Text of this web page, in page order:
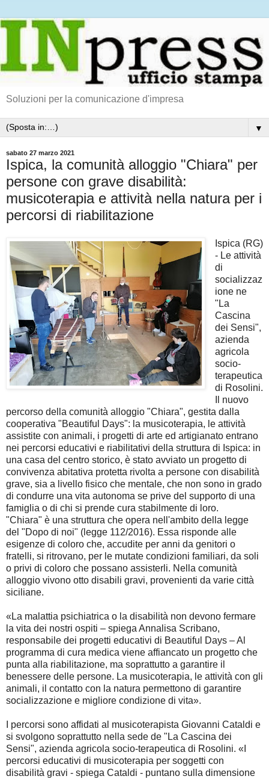
Soluzioni per la comunicazione d'impresa
▼
sabato 27 marzo 2021
Ispica, la comunità alloggio "Chiara" per
persone con grave disabilità:
musicoterapia e attività nella natura per i
percorsi di riabilitazione
Ispica (RG)
- Le attività
di
socializzaz
ione ne
"La
Cascina
dei Sensi",
azienda
agricola
socio-
terapeutica
di Rosolini.
Il nuovo
percorso della comunità alloggio "Chiara", gestita dalla
cooperativa "Beautiful Days": la musicoterapia, le attività
assistite con animali, i progetti di arte ed artigianato entrano
nei percorsi educativi e riabilitativi della struttura di Ispica: in
una casa del centro storico, è stato avviato un progetto di
convivenza abitativa protetta rivolta a persone con disabilità
grave, sia a livello fisico che mentale, che non sono in grado
di condurre una vita autonoma se prive del supporto di una
famiglia o di chi si prende cura stabilmente di loro.
"Chiara" è una struttura che opera nell'ambito della legge
del "Dopo di noi" (legge 112/2016). Essa risponde alle
esigenze di coloro che, accudite per anni da genitori o
fratelli, si ritrovano, per le mutate condizioni familiari, da soli
o privi di coloro che possano assisterli. Nella comunità
alloggio vivono otto disabili gravi, provenienti da varie città
siciliane.
«La malattia psichiatrica o la disabilità non devono fermare
la vita dei nostri ospiti – spiega Annalisa Scribano,
responsabile dei progetti educativi di Beautiful Days – Al
programma di cura medica viene affiancato un progetto che
punta alla riabilitazione, ma soprattutto a garantire il
benessere delle persone. La musicoterapia, le attività con gli
animali, il contatto con la natura permettono di garantire
socializzazione e migliore condizione di vita».
I percorsi sono affidati al musicoterapista Giovanni Cataldi e
si svolgono soprattutto nella sede de "La Cascina dei
Sensi", azienda agricola socio-terapeutica di Rosolini. «I
percorsi educativi di musicoterapia per soggetti con
disabilità gravi - spiega Cataldi - puntano sulla dimensione